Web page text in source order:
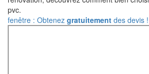
pvc.
fenêtre : Obtenez gratuitement des devis !